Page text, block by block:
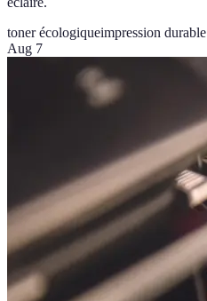
toner écologiqueimpression durable
Aug 7